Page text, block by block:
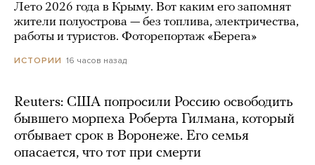
Лето 2026 года в Крыму. Вот каким его запомнят
жители полуострова — без топлива, электричества,
работы и туристов. Фоторепортаж «Берега»
ИСТОРИИ 16 часов назад
Reuters: США попросили Россию освободить
бывшего морпеха Роберта Гилмана, который
отбывает срок в Воронеже. Его семья
опасается, что тот при смерти